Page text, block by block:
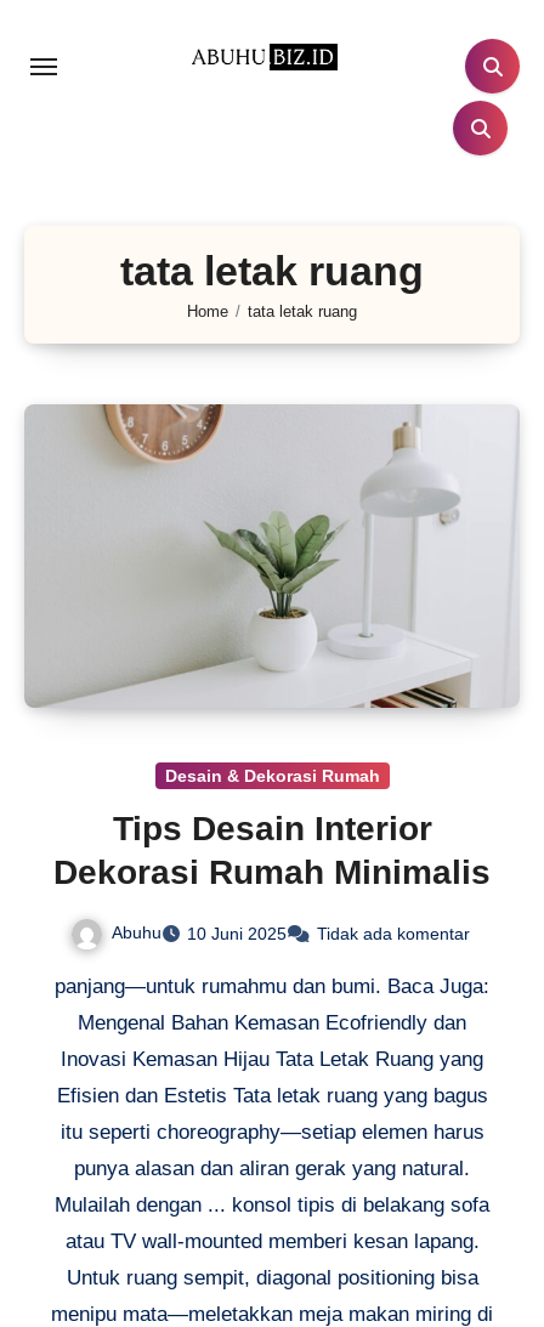
tata letak ruang
Home tata letak ruang
Desain & Dekorasi Rumah
Tips Desain Interior
Dekorasi Rumah Minimalis
Abuhu 10 Juni 2025 Tidak ada komentar
panjang—untuk rumahmu dan bumi. Baca Juga:
Mengenal Bahan Kemasan Ecofriendly dan
Inovasi Kemasan Hijau Tata Letak Ruang yang
Efisien dan Estetis Tata letak ruang yang bagus
itu seperti choreography—setiap elemen harus
punya alasan dan aliran gerak yang natural.
Mulailah dengan ... konsol tipis di belakang sofa
atau TV wall-mounted memberi kesan lapang.
Untuk ruang sempit, diagonal positioning bisa
menipu mata—meletakkan meja makan miring di